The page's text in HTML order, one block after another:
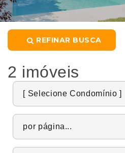
REFINAR BUSCA
2 imóveis